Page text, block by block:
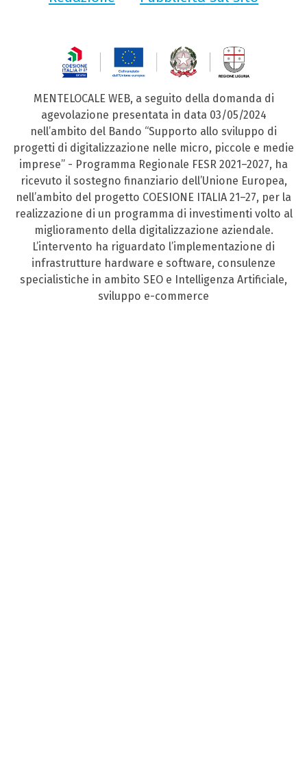
MENTELOCALE WEB, a seguito della domanda di
agevolazione presentata in data 03/05/2024
nell’ambito del Bando “Supporto allo sviluppo di
progetti di digitalizzazione nelle micro, piccole e medie
imprese” - Programma Regionale FESR 2021–2027, ha
ricevuto il sostegno finanziario dell’Unione Europea,
nell’ambito del progetto COESIONE ITALIA 21–27, per la
realizzazione di un programma di investimenti volto al
miglioramento della digitalizzazione aziendale.
L’intervento ha riguardato l’implementazione di
infrastrutture hardware e software, consulenze
specialistiche in ambito SEO e Intelligenza Artificiale,
sviluppo e-commerce